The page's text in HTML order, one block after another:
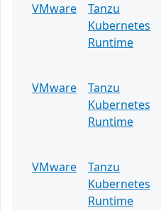
VMware
Tanzu
Kubernetes
Runtime
VMware
Tanzu
Kubernetes
Runtime
VMware
Tanzu
Kubernetes
Runtime